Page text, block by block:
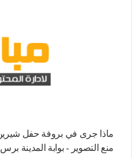
منع التصوير - بوابة المدينة برس